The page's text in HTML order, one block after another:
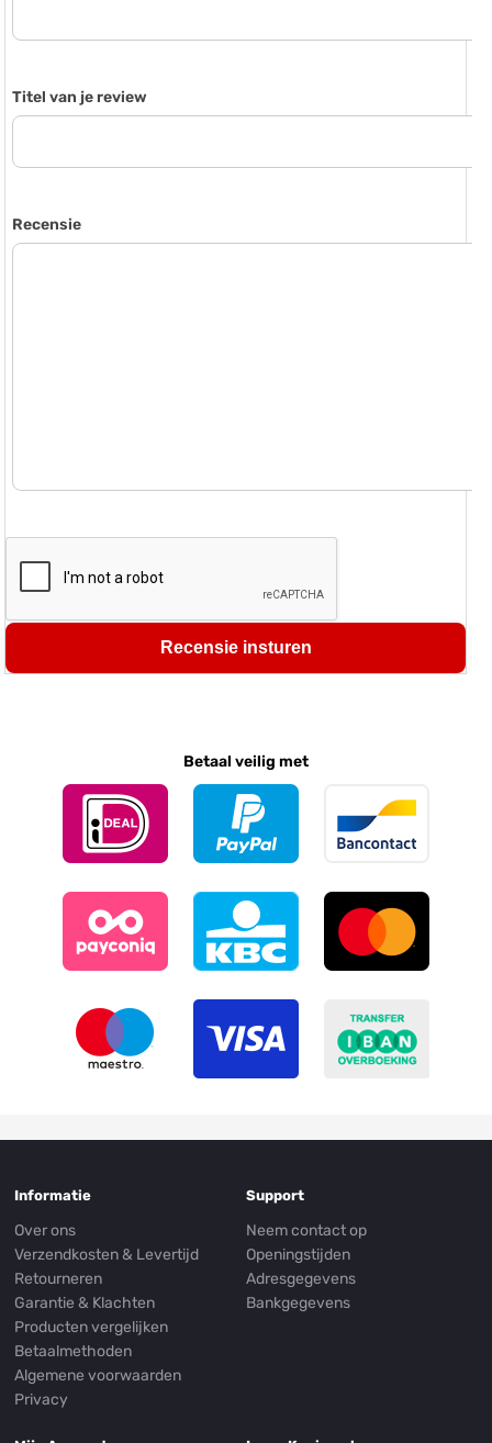
Titel van je review
Recensie
Recensie insturen
Betaal veilig met
Informatie
Over ons
Verzendkosten & Levertijd
Retourneren
Garantie & Klachten
Producten vergelijken
Betaalmethoden
Algemene voorwaarden
Privacy
Support
Neem contact op
Openingstijden
Adresgegevens
Bankgegevens